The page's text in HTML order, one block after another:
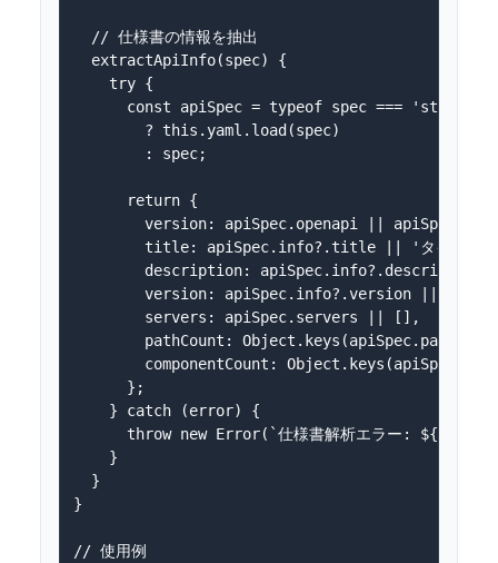
  // 仕様書の情報を抽出
  extractApiInfo(spec) {
    try {
      const apiSpec = typeof spec === 'string'
        ? this.yaml.load(spec)
        : spec;
      return {
version: apiSpec.openapi ||
title: apiSpec.info?.title || 'タイトル
description: apiSpec.info?.description
version: apiSpec.info?.version ||
        servers: apiSpec.servers || [],
pathCount: Object.keys(apiSpec.paths ||
componentCount:
      };
    } catch (error) {
throw new Error(`仕様書解析エラー:
    }
  }
}
// 使用例